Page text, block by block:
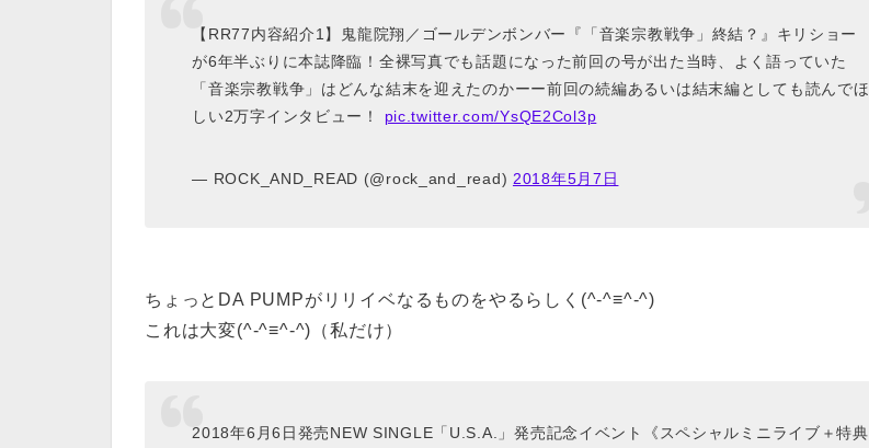
【RR77内容紹介1】鬼龍院翔／ゴールデンボンバー『「音楽宗教戦争」終結？』キリショー
が6年半ぶりに本誌降臨！全裸写真でも話題になった前回の号が出た当時、よく語っていた
「音楽宗教戦争」はどんな結末を迎えたのかーー前回の続編あるいは結末編としても読んでほ
しい2万字インタビュー！ pic.twitter.com/YsQE2Col3p
— ROCK_AND_READ (@rock_and_read) 2018年5月7日
ちょっとDA PUMPがリリイベなるものをやるらしく(^-^≡^-^)
これは大変(^-^≡^-^)（私だけ）
2018年6月6日発売NEW SINGLE「U.S.A.」発売記念イベント《スペシャルミニライブ＋特典